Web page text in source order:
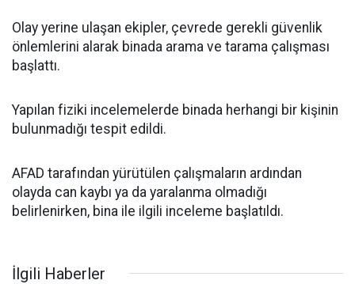
Olay yerine ulaşan ekipler, çevrede gerekli güvenlik
önlemlerini alarak binada arama ve tarama çalışması
başlattı.
Yapılan fiziki incelemelerde binada herhangi bir kişinin
bulunmadığı tespit edildi.
AFAD tarafından yürütülen çalışmaların ardından
olayda can kaybı ya da yaralanma olmadığı
belirlenirken, bina ile ilgili inceleme başlatıldı.
İlgili Haberler